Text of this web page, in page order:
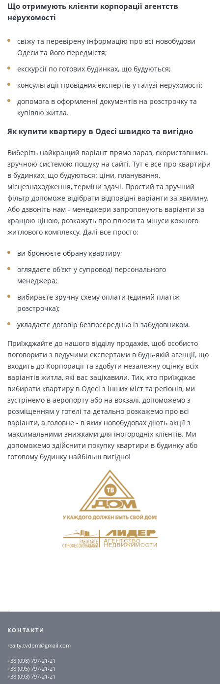
Що отримують клієнти корпорації агентств
нерухомості
свіжу та перевірену інформацію про всі новобудови
Одеси та його передмістя;
екскурсії по готових будинках, що будуються;
консультації провідних експертів у галузі нерухомості;
допомога в оформленні документів на розстрочку та
купівлю житла.
Як купити квартиру в Одесі швидко та вигідно
Виберіть найкращий варіант прямо зараз, скориставшись
зручною системою пошуку на сайті. Тут є все про квартири
в будинках, що будуються: ціни, планування,
місцезнаходження, терміни здачі. Простий та зручний
фільтр допоможе відібрати відповідні варіанти за хвилину.
Або дзвоніть нам - менеджери запропонують варіанти за
кращою ціною, розкажуть про плюси та мінуси кожного
житлового комплексу. Далі все просто:
ви бронюєте обрану квартиру;
оглядаєте об'єкт у супроводі персонального
менеджера;
вибираєте зручну схему оплати (єдиний платіж,
розстрочка);
укладаєте договір безпосередньо із забудовником.
Приїжджайте до нашого відділу продажів, щоб особисто
поговорити з ведучими експертами в будь-якій агенції, що
входить до Корпорації та здобути незалежну оцінку всіх
варіантів житла, які вас зацікавили. Тих, хто приїжджає
вибирати квартиру в Одесі з інших міст та регіонів, ми
зустрінемо в аеропорту або на вокзалі, допоможемо з
розміщенням у готелі та детально розкажемо про всі
варіанти, а головне - в яких новобудовах діють акції з
максимальними знижками для іногородніх клієнтів. Ми
допоможемо здійснити покупку квартири в будинку або
готовому будинку найбільш вигідно!
КОНТАКТИ
realty.tvdom@gmail.com
+38 (098) 797-21-21
+38 (095) 797-21-21
+38 (093) 797-21-21